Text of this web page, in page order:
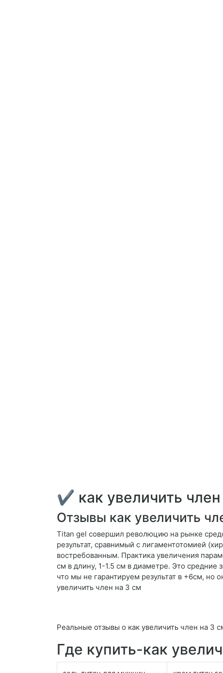
✔ как увеличить
Отзывы как увеличить
Titan gel совершил революцию на рынке
результат, сравнимый с лигаментотомией
востребованным. Практика увеличения
см в длину, 1-1.5 см в диаметре. Это средние
что мы не гарантируем результат в +6см,
увеличить член на 3 см
Реальные отзывы о как увеличить член на 3
Где купить-как